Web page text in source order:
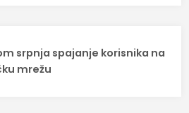
srpnja spajanje korisnika na
mrežu